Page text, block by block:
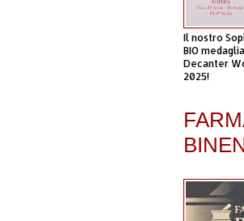
Il nostro
BIO
Decanter
2025!